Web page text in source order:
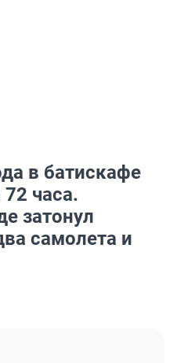
в батискафе
72 часа.
затонул
самолета и